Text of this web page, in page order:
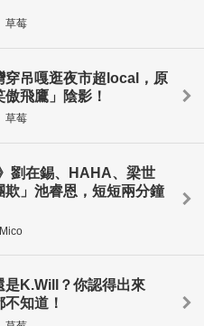
草莓
穿吊嘎逛夜市超local，原
飛鷹」陰影！
草莓
劉在錫、HAHA、梁世
欺」池睿恩，短短兩分鐘
Mico
是K.Will？你認得出來
知道！